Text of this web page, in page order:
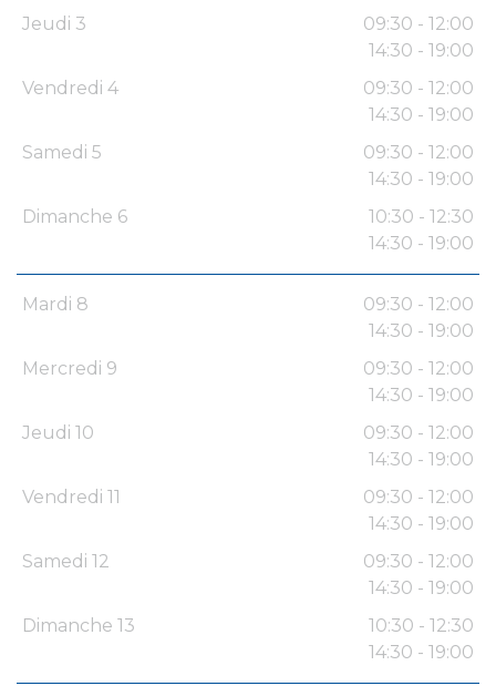
Jeudi 3
09:30 - 12:00
14:30 - 19:00
Vendredi 4
09:30 - 12:00
14:30 - 19:00
Samedi 5
09:30 - 12:00
14:30 - 19:00
Dimanche 6
10:30 - 12:30
14:30 - 19:00
Mardi 8
09:30 - 12:00
14:30 - 19:00
Mercredi 9
09:30 - 12:00
14:30 - 19:00
Jeudi 10
09:30 - 12:00
14:30 - 19:00
Vendredi 11
09:30 - 12:00
14:30 - 19:00
Samedi 12
09:30 - 12:00
14:30 - 19:00
Dimanche 13
10:30 - 12:30
14:30 - 19:00